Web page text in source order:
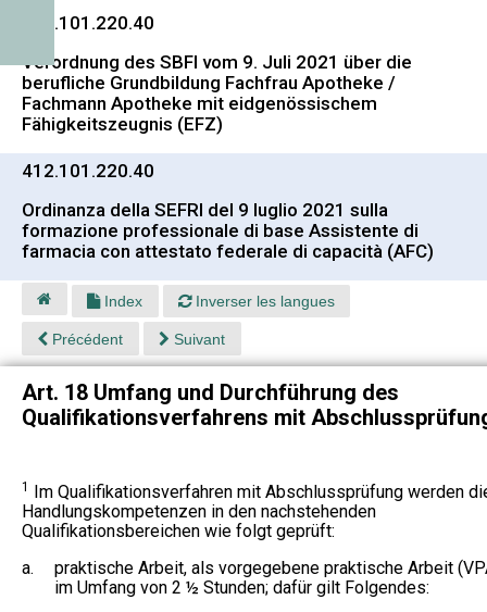
412.101.220.40
Verordnung des SBFI vom 9. Juli 2021 über die
berufliche Grundbildung Fachfrau Apotheke /
Fachmann Apotheke mit eidgenössischem
Fähigkeitszeugnis (EFZ)
412.101.220.40
Ordinanza della SEFRI del 9 luglio 2021 sulla
formazione professionale di base Assistente di
farmacia con attestato federale di capacità (AFC)
Index Inverser les langues
Précédent Suivant
Art. 18 Umfang und Durchführung des
Qualifikationsverfahrens mit
1 Im Qualifikationsverfahren mit Abschlussprüfung werden
Handlungskompetenzen in den nachstehenden
Qualifikationsbereichen wie folgt geprüft:
a.
praktische Arbeit, als vorgegebene praktische Arbeit
im Umfang von 2 ½ Stunden; dafür gilt Folgendes: